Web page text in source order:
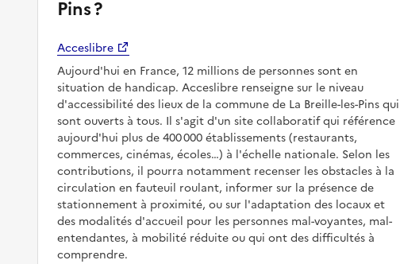
Pins ?
Acceslibre
Aujourd'hui en France, 12 millions de personnes sont en
situation de handicap. Acceslibre renseigne sur le niveau
d'accessibilité des lieux de la commune de La Breille-les-Pins qui
sont ouverts à tous. Il s'agit d'un site collaboratif qui référence
aujourd'hui plus de 400 000 établissements (restaurants,
commerces, cinémas, écoles…) à l'échelle nationale. Selon les
contributions, il pourra notamment recenser les obstacles à la
circulation en fauteuil roulant, informer sur la présence de
stationnement à proximité, ou sur l'adaptation des locaux et
des modalités d'accueil pour les personnes mal-voyantes, mal-
entendantes, à mobilité réduite ou qui ont des difficultés à
comprendre.